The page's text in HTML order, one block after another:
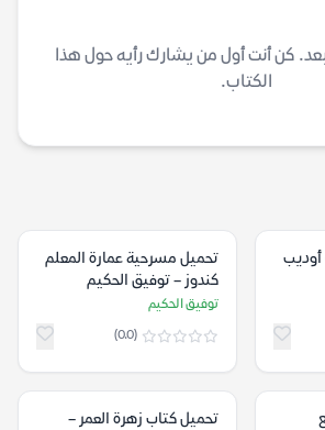
كن أنت أول من يشارك رأيه حول هذا
الكتاب.
تحميل مسرحية عمارة المعلم
كندوز – توفيق الحكيم
توفيق الحكيم
(0.0)
تحميل كتاب زهرة العمر –